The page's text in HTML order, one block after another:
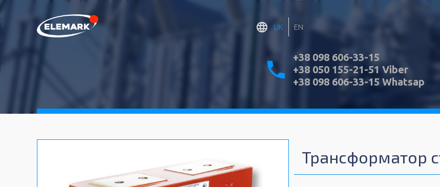
UK EN
+38 098 606-33-15
+38 050 155-21-51 Viber
+38 098 606-33-15 Whatsap
Трансформатор